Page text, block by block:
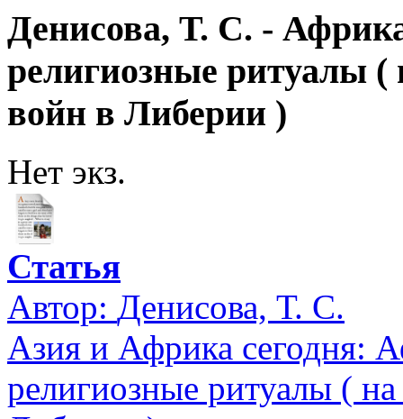
Денисова, Т. С. -
религиозные ритуалы
войн в Либерии )
Нет экз.
Статья
Автор: Денисова, Т. С.
Азия и Африка сегодня:
религиозные ритуалы (